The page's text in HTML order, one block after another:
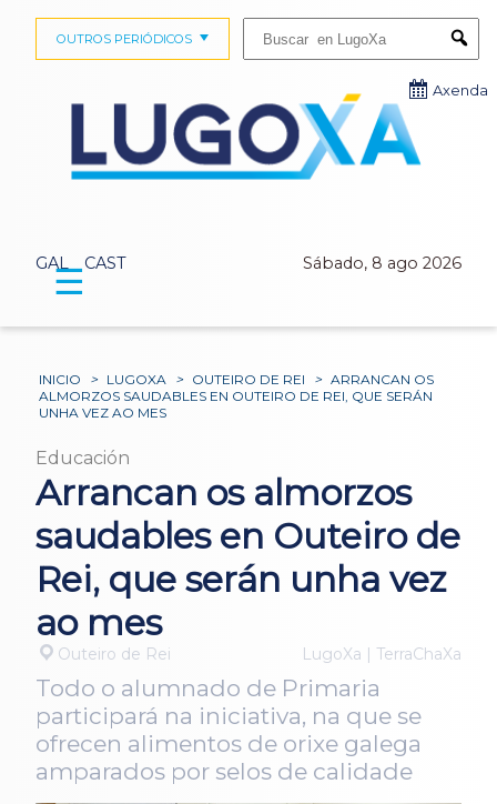
GAL CAST Sábado, 8 ago 2026
OUTROS PERIÓDICOS
Axenda
☰
INICIO > LUGOXA > OUTEIRO DE REI > ARRANCAN OS
ALMORZOS SAUDABLES EN OUTEIRO DE REI, QUE SERÁN
UNHA VEZ AO MES
Educación
Arrancan os almorzos
saudables en Outeiro de
Rei, que serán unha vez
ao mes
Outeiro de Rei LugoXa | TerraChaXa
Todo o alumnado de Primaria
participará na iniciativa, na que se
ofrecen alimentos de orixe galega
amparados por selos de calidade